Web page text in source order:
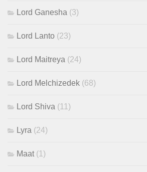
Lord Ganesha (3)
Lord Lanto (23)
Lord Maitreya (24)
Lord Melchizedek (68)
Lord Shiva (11)
Lyra (24)
Maat (1)